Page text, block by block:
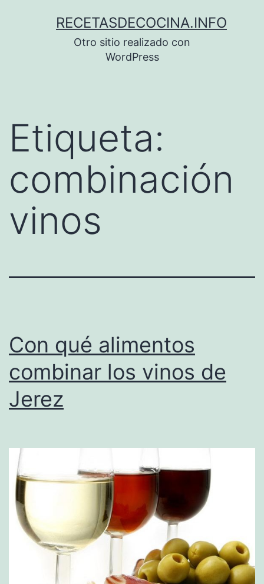
RECETASDECOCINA.INFO
Otro sitio realizado con
WordPress
Etiqueta:
combinación
vinos
Con qué alimentos
combinar los vinos de
Jerez